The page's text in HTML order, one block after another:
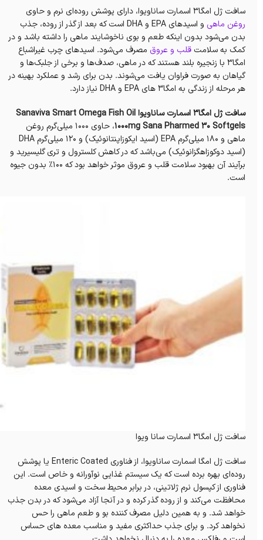
سافت ژل امگا3 اسمارت ساناویوا، دارای پوشش روده‌ای نرم و حاوی
روغن ماهی
و اسیدهای EPA و DHA است که بعد از گذر از روده، جذب
بدن می‌شود بدون اینکه طعم و بوی ناخوشایند ماهی را داشته باشد و در
کمک به سلامتقلب و عروق مصرف‌ می‌شود. اسیدهای چرب غیراشباع
امگا۳ با زنجیره بلند هستند که در ماهی، صدف‌ها و برخی از جلبک‌ها و
گیاهان به صورت فراوان یافت می‌شوند. بدن برای رشد و عملکرد بهینه در
هر مرحله از زندگی به امگا۳ های EPA و DHA نیاز دارد.
سافت ژل امگا3 اسمارت ساناویوا Sanaviva Smart Omega Fish Oil
1000mg Sana Pharmed 30 Softgels
، حاوی ۱۰۰۰ میلی‌گرم روغن
ماهی و ۱۸۰ میلی‌گرم EPA (اسید ایکوزاپنتانوئیک) و ۱۲۰ میلی‌گرم DHA
(اسید دوکوزاهگزانوئیک) می‌باشد که در کاهش کلسترول و تری گلیسیرید و
برآیند آن بهبود سلامت قلب و عروق موثر خواهد بود که ۱۰۰٪ بدون جیوه
است.
سافت ژل امگا3 اسمارت سانا ویوا
سافت ژل امگا اسمارت ساناویوا، از فناوری Enteric Coated یا پوشش
روده‌ای ‌بهره برده است که یک سیستم غذایی نوآورانه و خاص است. این
فناوری از کپسول نرم ژلاتینی، در برابر محیط سخت و اسیدی معده
محافظت می‌کند و از روده گذر کرده و در آنجا آزاد می‌شود که در بدن جذب
خواهد شد. و به همین دلیل مصرف کننده بو و طعم ماهی را حس
نخواهد کرد. و برای جذب حداکثری مفید و مناسب معده های حساس